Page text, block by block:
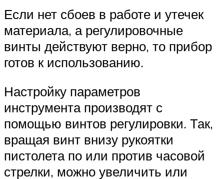
Если нет сбоев в работе и утечек
материала, а регулировочные
винты действуют верно, то прибор
готов к использованию.
Настройку параметров
инструмента производят с
помощью винтов регулировки. Так,
вращая винт внизу рукоятки
пистолета по или против часовой
стрелки, можно увеличить или